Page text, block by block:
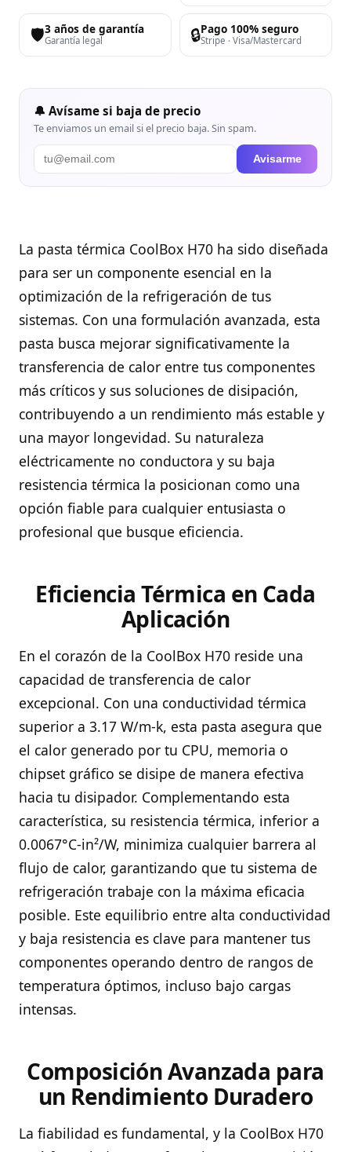
🛡️3 años de garantía
Garantía legal 🔒Pago 100% seguro
Stripe · Visa/Mastercard
🔔 Avísame si baja de precio
Te enviamos un email si el precio baja. Sin spam.
Avisarme
La pasta térmica CoolBox H70 ha sido diseñada
para ser un componente esencial en la
optimización de la refrigeración de tus
sistemas. Con una formulación avanzada, esta
pasta busca mejorar significativamente la
transferencia de calor entre tus componentes
más críticos y sus soluciones de disipación,
contribuyendo a un rendimiento más estable y
una mayor longevidad. Su naturaleza
eléctricamente no conductora y su baja
resistencia térmica la posicionan como una
opción fiable para cualquier entusiasta o
profesional que busque eficiencia.
Eficiencia Térmica en Cada
Aplicación
En el corazón de la CoolBox H70 reside una
capacidad de transferencia de calor
excepcional. Con una conductividad térmica
superior a 3.17 W/m-k, esta pasta asegura que
el calor generado por tu CPU, memoria o
chipset gráfico se disipe de manera efectiva
hacia tu disipador. Complementando esta
característica, su resistencia térmica, inferior a
0.0067°C-in²/W, minimiza cualquier barrera al
flujo de calor, garantizando que tu sistema de
refrigeración trabaje con la máxima eficacia
posible. Este equilibrio entre alta conductividad
y baja resistencia es clave para mantener tus
componentes operando dentro de rangos de
temperatura óptimos, incluso bajo cargas
intensas.
Composición Avanzada para
un Rendimiento Duradero
La fiabilidad es fundamental, y la CoolBox H70